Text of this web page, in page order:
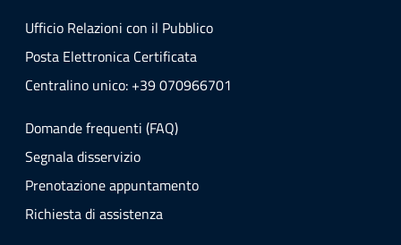
Ufficio Relazioni con il Pubblico
Posta Elettronica Certificata
Centralino unico: +39 070966701
Domande frequenti (FAQ)
Segnala disservizio
Prenotazione appuntamento
Richiesta di assistenza